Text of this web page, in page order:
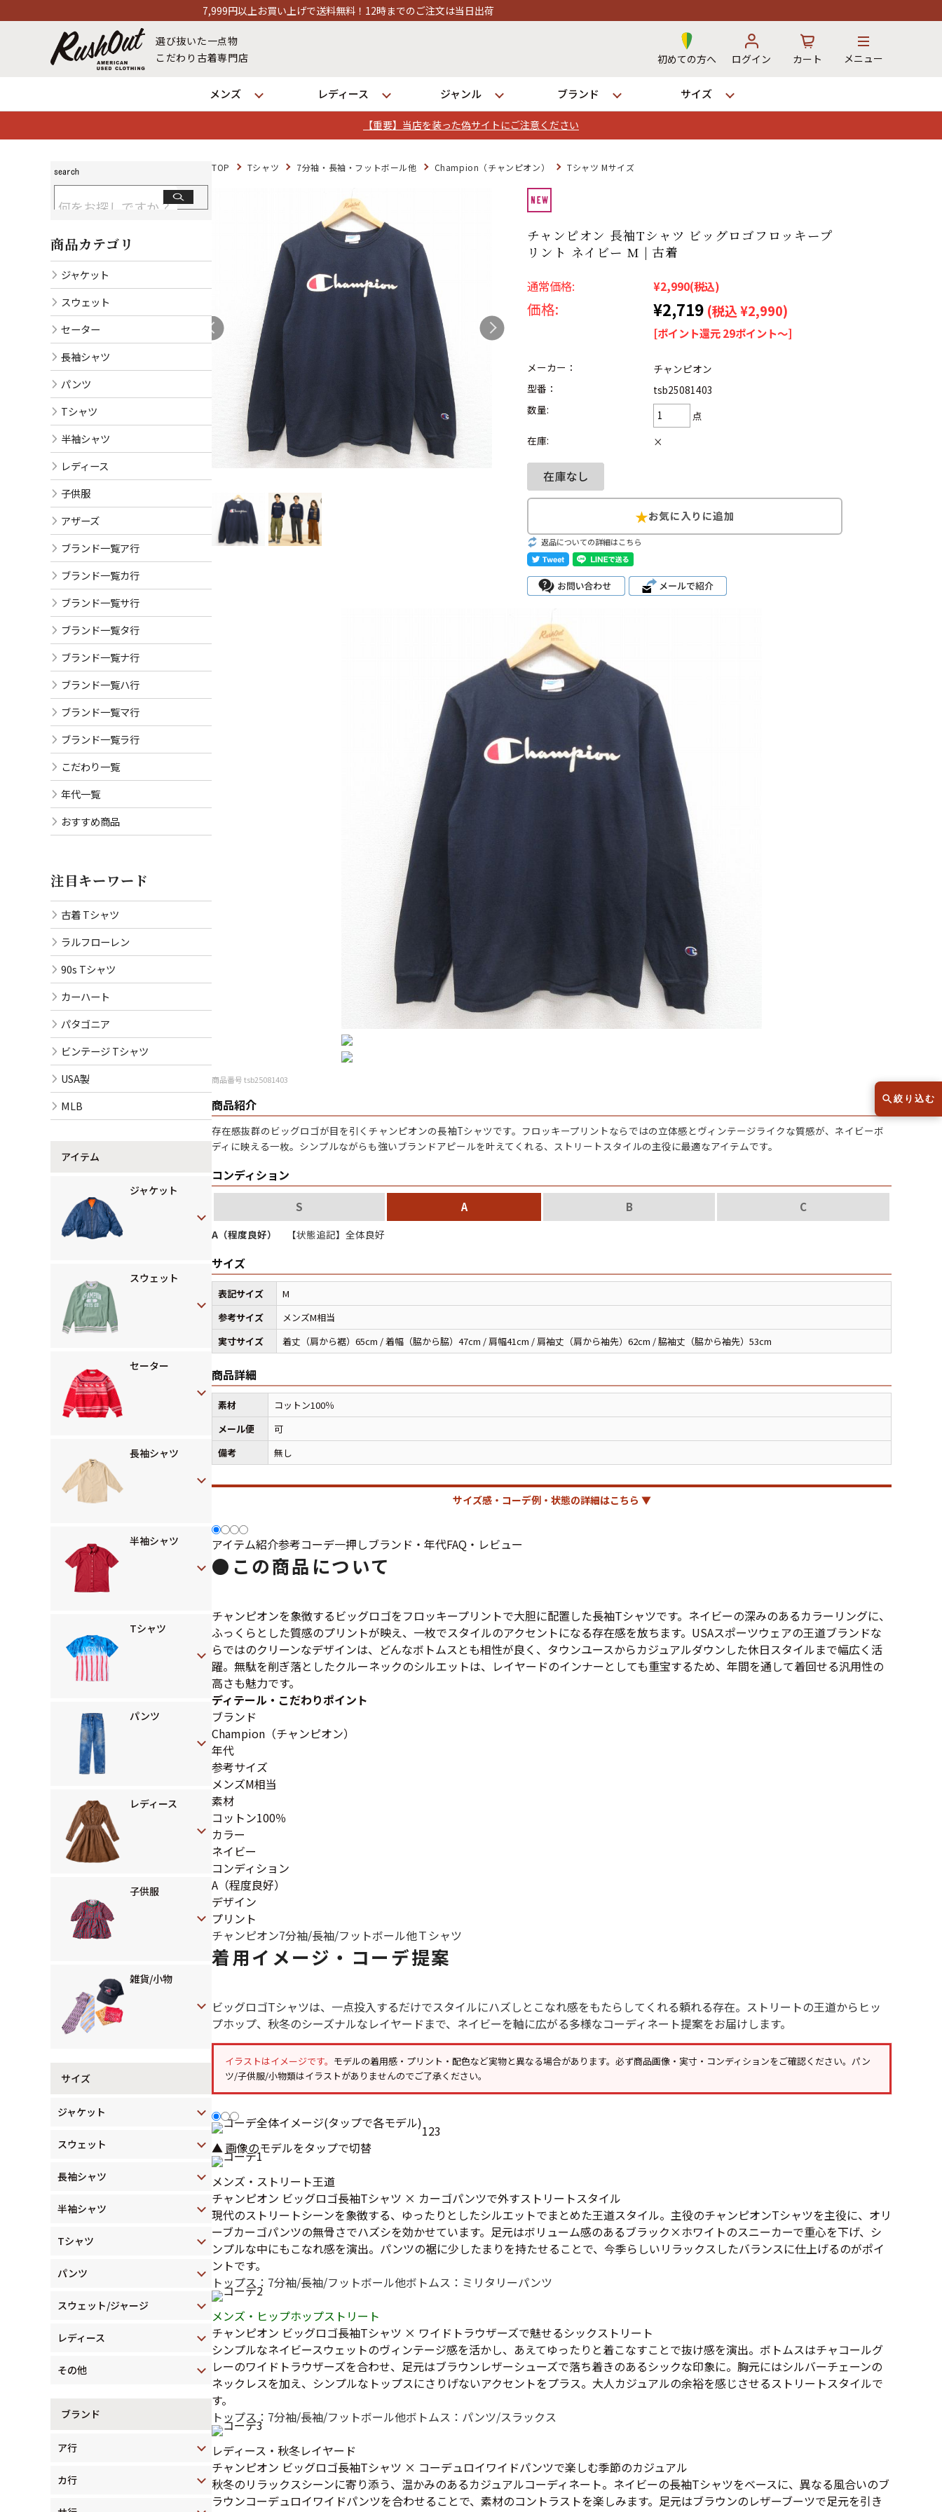
【重要】当店を装った偽サイトにご注意ください
7,999円以上お買い上げで送料無料！12時までのご注文は当日出荷
選び抜いた一点物
こだわり古着専門店
初めての方へ ログイン カート メニュー
メンズ レディース ジャンル ブランド サイズ
ログイン
店舗一覧
全国7店舗・公式通販の比較
※対応不可：日祝、長期休暇、セール
Search by Hotword 今週のHOTワード（7/29〜8/4）
1
5 ラルフローレン
8 ディズニー
Search by Brandブランドから探す
ラルフ ローレン
チャンピオン
カーハート
リーバイス
アイテムから探す
スウェット
長袖シャツ 半袖シャツ
パンツ レディース
Search by Particularこだわりから探す
Search by Sizeサイズから探す（メンズ）
スウェット XS S M L XL
W30以下 W31,W32
W33,W34
W35,W36
W37以上
USA製 ボロ ミリタリー
すべてのマニアックを見る
メディア・イベント情報
Youtube 古着屋Rush Out チャンネル
ご利用案内
お客様の声
レビュー1万件突破
お気に入りリスト
会員登録
古着卸売
特定商取引法に基づく表示
プライバシーポリシー
お問い合わせ
TOP Tシャツ 7分袖・長袖・フットボール他 Champion（チャンピオン） Tシャツ Mサイズ
チャンピオン 長袖Tシャツ ビッグロゴフロッキープ
リント ネイビー M | 古着
通常価格: ¥2,990(税込)
価格: ¥2,719 (税込 ¥2,990)
[ポイント還元 29ポイント～]
メーカー：
チャンピオン
型番：
tsb25081403
数量:
点
在庫:
×
返品についての詳細はこちら
商品番号 tsb25081403
商品紹介
存在感抜群のビッグロゴが目を引くチャンピオンの長袖Tシャツです。フロッキープリントならではの立体感とヴィンテージライクな質感が、ネイビーボ
ディに映える一枚。シンプルながらも強いブランドアピールを叶えてくれる、ストリートスタイルの主役に最適なアイテムです。
コンディション
S A B C
A（程度良好） 【状態追記】全体良好
サイズ
表記サイズ
M
参考サイズ
メンズM相当
実寸サイズ
着丈（肩から裾）65cm / 着幅（脇から脇）47cm / 肩幅41cm / 肩袖丈（肩から袖先）62cm / 脇袖丈（脇から袖先）53cm
商品詳細
素材
コットン100％
メール便
可
備考
無し
サイズ感・コーデ例・状態の詳細はこちら ▼
アイテム紹介参考コーデ一押しブランド・年代FAQ・レビュー
● この商品について
チャンピオンを象徴するビッグロゴをフロッキープリントで大胆に配置した長袖Tシャツです。ネイビーの深みのあるカラーリングに、
ふっくらとした質感のプリントが映え、一枚でスタイルのアクセントになる存在感を放ちます。USAスポーツウェアの王道ブランドな
らではのクリーンなデザインは、どんなボトムスとも相性が良く、タウンユースからカジュアルダウンした休日スタイルまで幅広く活
躍。無駄を削ぎ落としたクルーネックのシルエットは、レイヤードのインナーとしても重宝するため、年間を通して着回せる汎用性の
高さも魅力です。
ディテール・こだわりポイント
ブランド
Champion（チャンピオン）
年代
参考サイズ
メンズM相当
素材
コットン100％
カラー
ネイビー
コンディション
A（程度良好）
デザイン
プリント
チャンピオン7分袖/長袖/フットボール他Ｔシャツ
着用イメージ・コーデ提案
ビッグロゴTシャツは、一点投入するだけでスタイルにハズしとこなれ感をもたらしてくれる頼れる存在。ストリートの王道からヒッ
プホップ、秋冬のシーズナルなレイヤードまで、ネイビーを軸に広がる多様なコーディネート提案をお届けします。
イラストはイメージです。 モデルの着用感・プリント・配色など実物と異なる場合があります。必ず商品画像・実寸・コンディションをご確認ください。パン
ツ/子供服/小物類はイラストがありませんのでご了承ください。
123
▲ 画像のモデルをタップで切替
メンズ・ストリート王道
チャンピオン ビッグロゴ長袖Tシャツ × カーゴパンツで外すストリートスタイル
現代のストリートシーンを象徴する、ゆったりとしたシルエットでまとめた王道スタイル。主役のチャンピオンTシャツを主役に、オリ
ーブカーゴパンツの無骨さでハズシを効かせています。足元はボリューム感のあるブラック×ホワイトのスニーカーで重心を下げ、シ
ンプルな中にもこなれ感を演出。パンツの裾に少したまりを持たせることで、今季らしいリラックスしたバランスに仕上げるのがポイ
ントです。
トップス：7分袖/長袖/フットボール他ボトムス：ミリタリーパンツ
メンズ・ヒップホップストリート
チャンピオン ビッグロゴ長袖Tシャツ × ワイドトラウザーズで魅せるシックストリート
シンプルなネイビースウェットのヴィンテージ感を活かし、あえてゆったりと着こなすことで抜け感を演出。ボトムスはチャコールグ
レーのワイドトラウザーズを合わせ、足元はブラウンレザーシューズで落ち着きのあるシックな印象に。胸元にはシルバーチェーンの
ネックレスを加え、シンプルなトップスにさりげないアクセントをプラス。大人カジュアルの余裕を感じさせるストリートスタイルで
す。
トップス：7分袖/長袖/フットボール他ボトムス：パンツ/スラックス
レディース・秋冬レイヤード
チャンピオン ビッグロゴ長袖Tシャツ × コーデュロイワイドパンツで楽しむ季節のカジュアル
秋冬のリラックスシーンに寄り添う、温かみのあるカジュアルコーディネート。ネイビーの長袖Tシャツをベースに、異なる風合いのブ
ラウンコーデュロイワイドパンツを合わせることで、素材のコントラストを楽しみます。足元はブラウンのレザーブーツで足元を引き
商品カテゴリ
ジャケット
スウェット
セーター
長袖シャツ
パンツ
Tシャツ
半袖シャツ
レディース
子供服
アザーズ
ブランド一覧ア行
ブランド一覧カ行
ブランド一覧サ行
ブランド一覧タ行
ブランド一覧ナ行
ブランド一覧ハ行
ブランド一覧マ行
ブランド一覧ラ行
こだわり一覧
年代一覧
おすすめ商品
注目キーワード
古着 Tシャツ
ラルフローレン
90s Tシャツ
カーハート
パタゴニア
ビンテージ Tシャツ
USA製
MLB
アイテム
ジャケット
スウェット
セーター
長袖シャツ
半袖シャツ
Tシャツ
パンツ
レディース
子供服
雑貨/小物
サイズ
ジャケット
スウェット
長袖シャツ
半袖シャツ
Tシャツ
パンツ
スウェット/ジャージ
レディース
その他
ブランド
ア行
カ行
絞り込む